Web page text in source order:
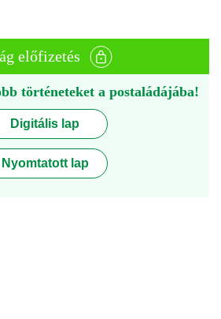
előfizetés
történeteket a postaládájába!
Digitális lap
Nyomtatott lap